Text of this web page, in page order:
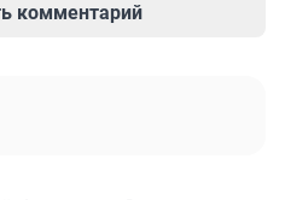
комментарий